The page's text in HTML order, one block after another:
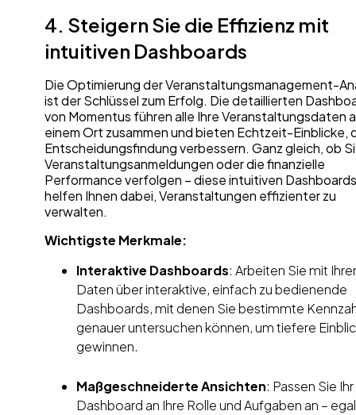
4. Steigern Sie die Effizienz mit
intuitiven Dashboards
Die Optimierung der Veranstaltungsmanagement-
ist der Schlüssel zum Erfolg. Die detaillierten
von Momentus führen alle Ihre Veranstaltungsdaten
einem Ort zusammen und bieten Echtzeit-Einblicke,
Entscheidungsfindung verbessern. Ganz gleich, ob
Veranstaltungsanmeldungen oder die finanzielle
Performance verfolgen – diese intuitiven Dashboards
helfen Ihnen dabei, Veranstaltungen effizienter zu
verwalten.
Wichtigste Merkmale:
Interaktive Dashboards: Arbeiten Sie mit
Daten über interaktive, einfach zu bedienende
Dashboards, mit denen Sie bestimmte
genauer untersuchen können, um tiefere
gewinnen.
Maßgeschneiderte Ansichten: Passen Sie Ihr
Dashboard an Ihre Rolle und Aufgaben an –